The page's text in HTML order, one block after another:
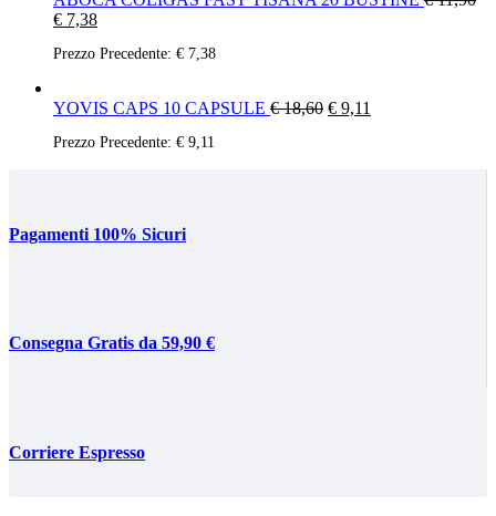
€ 7,38
Prezzo Precedente: € 7,38
YOVIS CAPS 10 CAPSULE €18,60 € 9,11
Prezzo Precedente: € 9,11
Pagamenti 100% Sicuri
Consegna Gratis da 59,90 €
Corriere Espresso